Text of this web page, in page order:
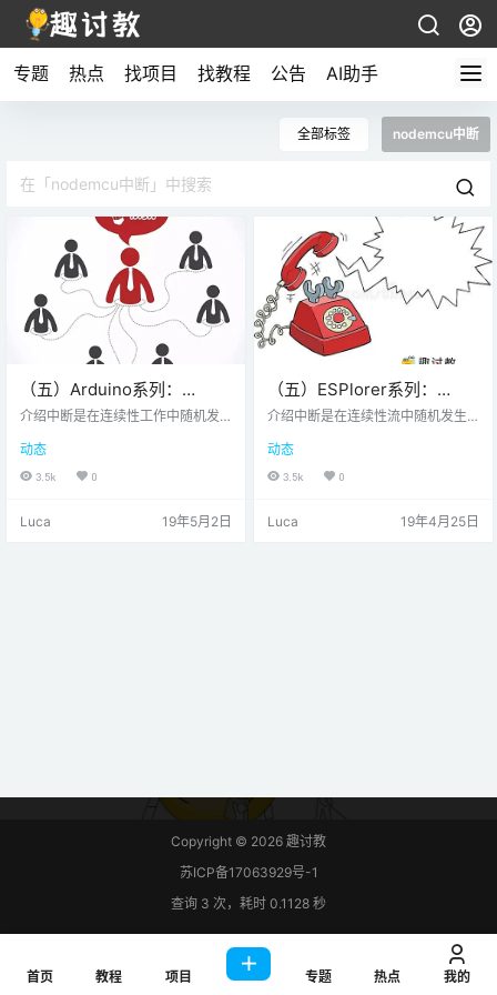
专题 热点 找项目 找教程 公告 AI助手
全部标签 nodemcu中断
（五）Arduino系列：
NodeMCU GPIO定时器中断
介绍中断是在连续性工作中随机发
时的电话，根据电话优先级，你决
定是接听还是忽视。基于NodeMCU
Kit的D0-D8引脚上可用。通过Ardui
动态
3.5k 0
Luca 19年5月2日
（五）ESPlorer系列：
NodeMCU GPIO中断使用方
介绍中断是在连续性流中随机发生
的电话，根据电话优先级，你决定
是参加还是忽视。基于NodeMCU的
的D0-D8引脚上可用。我们可以在K
动态
3.5k 0
Luca 19年4月25日
Copyright © 2026 趣讨教
苏ICP备17063929号-1
查询 3 次，耗时 0.1128 秒
首页 教程 项目 专题 热点 我的